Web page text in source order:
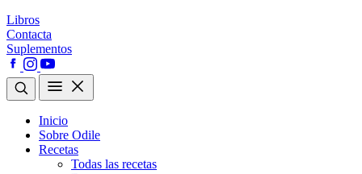
Libros
Contacta
Suplementos
Inicio
Sobre Odile
Recetas
Todas las recetas